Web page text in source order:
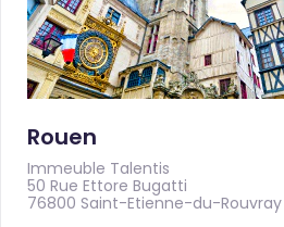
Rouen
Immeuble Talentis
50 Rue Ettore Bugatti
76800 Saint-Etienne-du-Rouvray